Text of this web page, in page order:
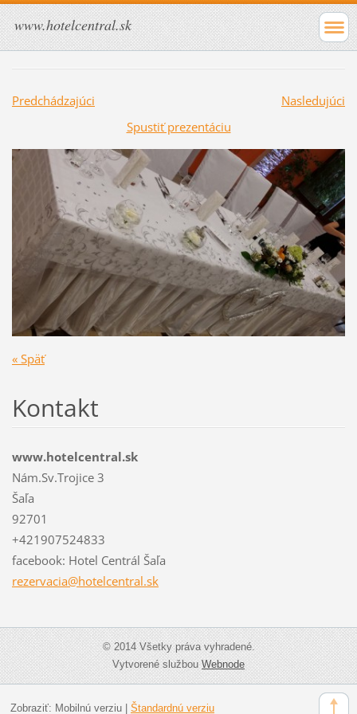
www.hotelcentral.sk
Predchádzajúci
Nasledujúci
Spustiť prezentáciu
« Späť
Kontakt
www.hotelcentral.sk
Nám.Sv.Trojice 3
Šaľa
92701
+421907524833
facebook: Hotel Centrál Šaľa
rezervacia@hotelcentral.sk
© 2014 Všetky práva vyhradené.
Vytvorené službouWebnode
Zobraziť: Mobilnú verziu| Štandardnú verziu